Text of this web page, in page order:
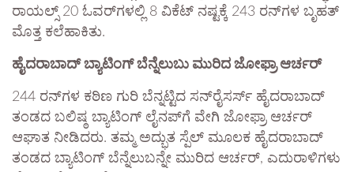
ರಾಯಲ್ಸ್ 20 ಓವರ್‌ಗಳಲ್ಲಿ 8 ವಿಕೆಟ್ ನಷ್ಟಕ್ಕೆ 243 ರನ್‌ಗಳ ಬೃಹತ್
ಮೊತ್ತ ಕಲೆಹಾಕಿತು.
ಹೈದರಾಬಾದ್ ಬ್ಯಾಟಿಂಗ್ ಬೆನ್ನೆಲುಬು ಮುರಿದ ಜೋಫ್ರಾ ಆರ್ಚರ್
244 ರನ್‌ಗಳ ಕಠಿಣ ಗುರಿ ಬೆನ್ನಟ್ಟಿದ ಸನ್‌ರೈಸರ್ಸ್ ಹೈದರಾಬಾದ್
ತಂಡದ ಬಲಿಷ್ಠ ಬ್ಯಾಟಿಂಗ್ ಲೈನಪ್‌ಗೆ ವೇಗಿ ಜೋಫ್ರಾ ಆರ್ಚರ್
ಆಘಾತ ನೀಡಿದರು. ತಮ್ಮ ಅದ್ಭುತ ಸ್ಪೆಲ್ ಮೂಲಕ ಹೈದರಾಬಾದ್
ತಂಡದ ಬ್ಯಾಟಿಂಗ್ ಬೆನ್ನೆಲುಬನ್ನೇ ಮುರಿದ ಆರ್ಚರ್, ಎದುರಾಳಿಗಳು